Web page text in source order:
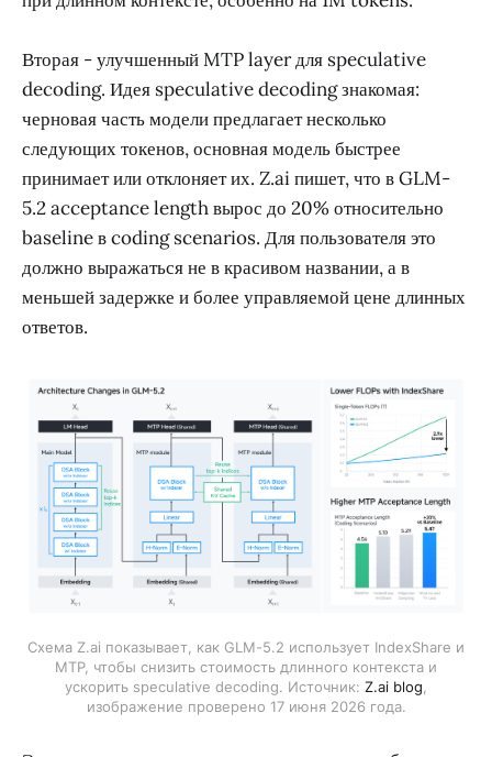
Вторая - улучшенный MTP layer для speculative
decoding. Идея speculative decoding знакомая:
черновая часть модели предлагает несколько
следующих токенов, основная модель быстрее
принимает или отклоняет их. Z.ai пишет, что в GLM-
5.2 acceptance length вырос до 20% относительно
baseline в coding scenarios. Для пользователя это
должно выражаться не в красивом названии, а в
меньшей задержке и более управляемой цене длинных
ответов.
Схема Z.ai показывает, как GLM-5.2 использует IndexShare и
MTP, чтобы снизить стоимость длинного контекста и
ускорить speculative decoding. Источник: Z.ai blog,
изображение проверено 17 июня 2026 года.